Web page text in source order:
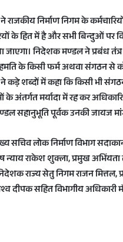
निर्माण निगम के
के हित में है और सभी बिन्दुओं पर
जाएगा। निदेशक मण्डल ने प्रबंध
के किसी फर्म अथवा संगठन से
शब्दों में कहा कि किसी भी
के अंतर्गत मर्यादा में रह कर
सहानुभूति पूर्वक उनकी जायज
सचिव लोक निर्माण विभाग
राकेश शुक्ला, प्रमुख अभिंयता
राज्य सेतु निगम राजन
दीपक सहित विभागीय अधिकारी